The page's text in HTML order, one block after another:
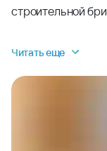
строительной
Читать еще